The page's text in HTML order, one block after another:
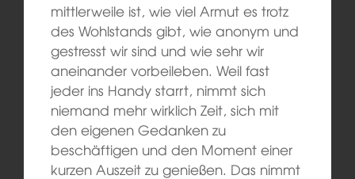
mittlerweile ist, wie viel Armut es trotz
des Wohlstands gibt, wie anonym und
gestresst wir sind und wie sehr wir
aneinander vorbeileben. Weil fast
jeder ins Handy starrt, nimmt sich
niemand mehr wirklich Zeit, sich mit
den eigenen Gedanken zu
beschäftigen und den Moment einer
kurzen Auszeit zu genießen. Das nimmt